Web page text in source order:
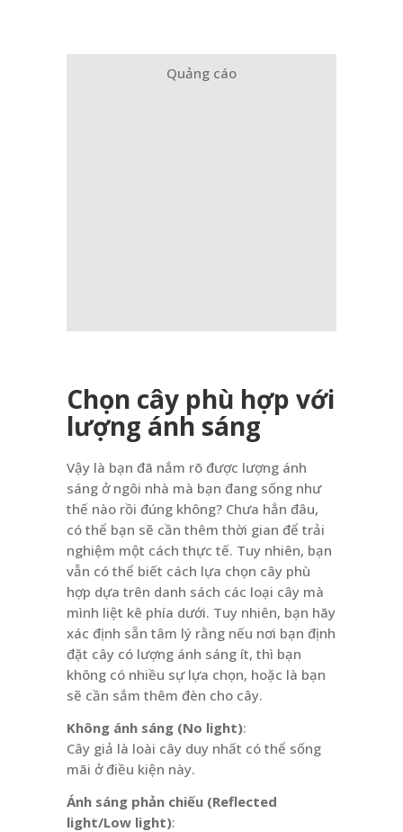
Quảng cáo
Chọn cây phù hợp với
lượng ánh sáng
Vậy là bạn đã nắm rõ được lượng ánh
sáng ở ngôi nhà mà bạn đang sống như
thế nào rồi đúng không? Chưa hẳn đâu,
có thể bạn sẽ cần thêm thời gian để trải
nghiệm một cách thực tế. Tuy nhiên, bạn
vẫn có thể biết cách lựa chọn cây phù
hợp dựa trên danh sách các loại cây mà
mình liệt kê phía dưới. Tuy nhiên, bạn hãy
xác định sẵn tâm lý rằng nếu nơi bạn định
đặt cây có lượng ánh sáng ít, thì bạn
không có nhiều sự lựa chọn, hoặc là bạn
sẽ cần sắm thêm đèn cho cây.
Không ánh sáng (No light):
Cây giả là loài cây duy nhất có thể sống
mãi ở điều kiện này.
Ánh sáng phản chiếu (Reflected
light/Low light):